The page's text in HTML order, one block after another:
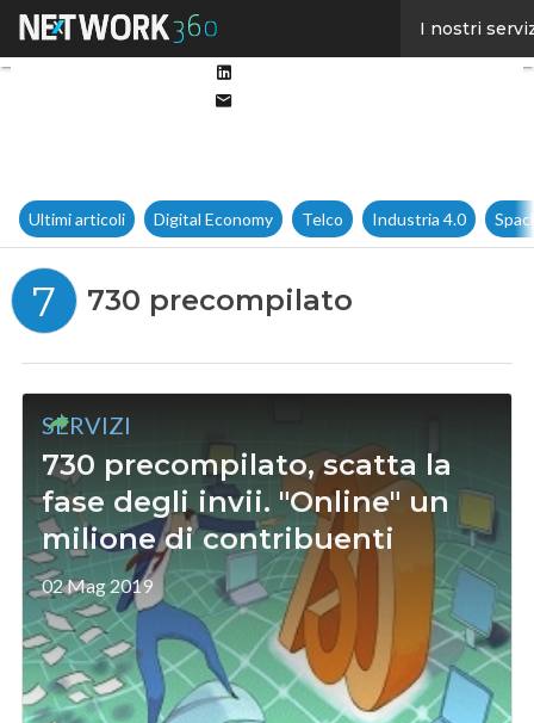
I nostri
Ultimi articoli Digital Economy Telco Industria 4.0
7 730 precompilato
SERVIZI
730 precompilato, scatta la
fase degli invii. "Online" un
milione di contribuenti
02 Mag 2019